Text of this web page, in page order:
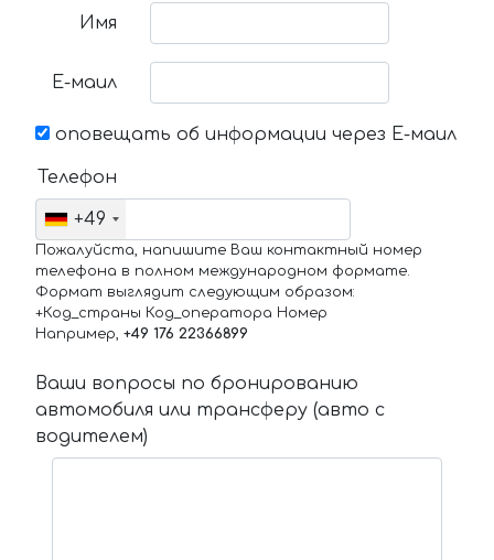
Имя
Е-маил
оповещать об информации через Е-маил
Телефон
+49
Пожалуйста, напишите Ваш контактный номер
телефона в полном международном формате.
Формат выглядит следующим образом:
+Код_страны Код_оператора Номер
Например, +49 176 22366899
Ваши вопросы по бронированию
автомобиля или трансферу (авто с
водителем)